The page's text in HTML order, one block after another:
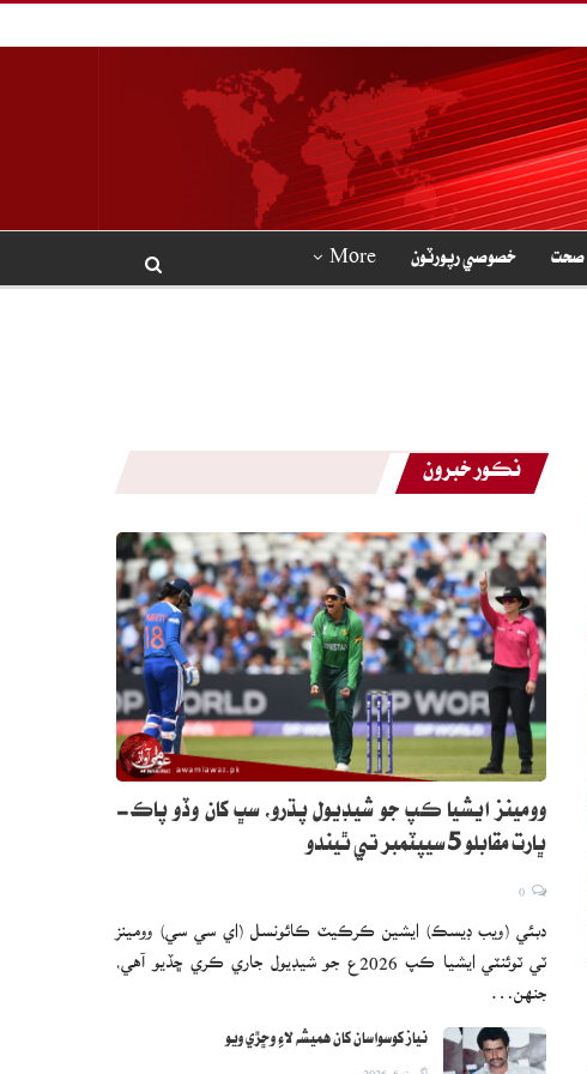
صحت خصوصي رپورٽون More
نڪور خبرون
وومينز ايشيا ڪپ جو شيڊيول پڌرو، سڀ کان وڏو پاڪ-
ڀارت مقابلو 5 سيپٽمبر تي ٿيندو
دبئي (ويب ڊيسڪ) ايشين ڪرڪيٽ ڪائونسل (اي سي سي) وومينز
ٽي ٽوئنٽي ايشيا ڪپ 2026ع جو شيڊيول جاري ڪري ڇڏيو آهي،
نياز کوسواسان کان هميشه لاءِ وڇڙي ويو
اگست 6, 2026